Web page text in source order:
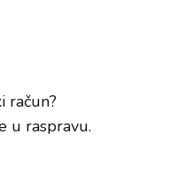
račun?
u raspravu.